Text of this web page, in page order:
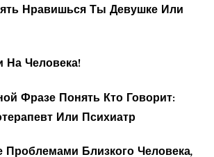
Нравишься Ты Девушке Или
На Человека!
Фразе Понять Кто Говорит:
Или Психиатр
Близкого Человека,